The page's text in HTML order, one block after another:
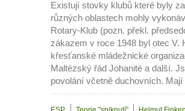
Existují stovky klubů které byly
různých oblastech mohly
Rotary-Klub (pozn. překl.
zákazem v roce 1948 byl otec V.
křesťanské mládežnické
Maltézský řád Johanité a další.
povolání včetně duchovních.